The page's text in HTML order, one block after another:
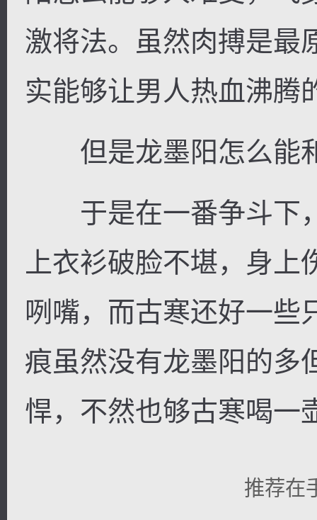
激将法。虽然肉搏是最
实能够让男人热血沸腾
但是龙墨阳怎么能
于是在一番争斗下
上衣衫破脸不堪，身
咧嘴，而古寒还好一些
痕虽然没有龙墨阳的多
悍，不然也够古寒喝一
推荐在